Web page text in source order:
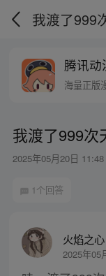
我渡了999
腾讯动
海量正版
我渡了999次
2025年05月20日 11:48
1个回答
火焰之心
2025年05